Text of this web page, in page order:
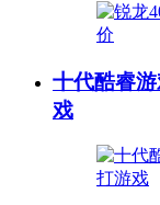
十代酷睿
戏